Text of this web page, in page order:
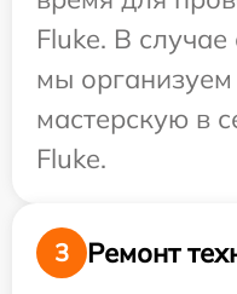
Fluke. В
мы организуем
мастерскую в
Fluke.
3
Ремонт